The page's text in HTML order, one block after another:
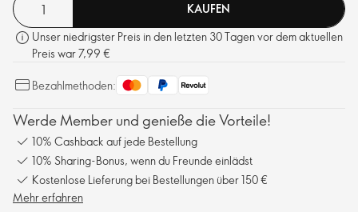
KAUFEN
Unser niedrigster Preis in den letzten 30 Tagen vor dem aktuellen
Preis war 7,99 €
Bezahlmethoden:
Werde Member und genieße die Vorteile!
10% Cashback auf jede Bestellung
10% Sharing-Bonus, wenn du Freunde einlädst
Kostenlose Lieferung bei Bestellungen über 150 €
Mehr erfahren